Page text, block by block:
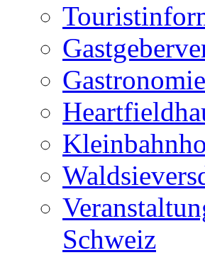
Gastronomie
Schweiz